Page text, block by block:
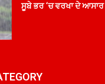
ਸੂਬੇ ਭਰ ‘ਚ ਵਰਖਾ ਦੇ ਆਸਾਰ